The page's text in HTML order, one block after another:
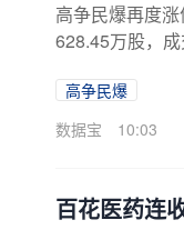
高争民爆再度
628.45万股，
累计净买入
元至3800.00万
高争民爆
数据宝
10:03
百花医药连